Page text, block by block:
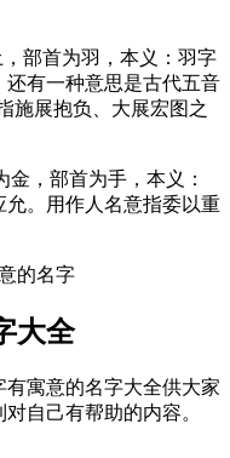
部首为羽，本义：羽字
有一种意思是古代五音
施展抱负、大展宏图之
，部首为手，本义：
。用作人名意指委以重
大全
寓意的名字大全供大家
自己有帮助的内容。